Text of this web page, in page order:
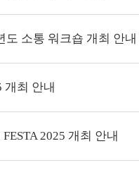
소통 워크숍 개최 안내
개최 안내
2025 개최 안내